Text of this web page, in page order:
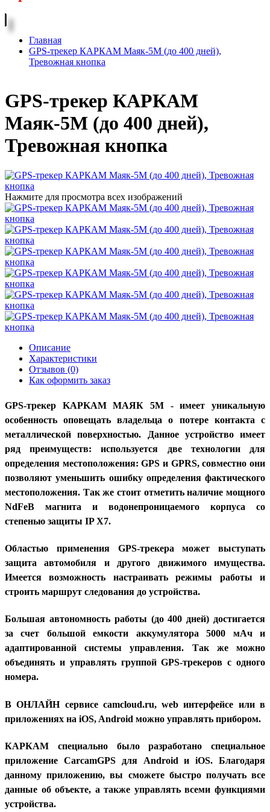
Главная
GPS-трекер КАРКАМ Маяк-5М (до 400 дней),
Тревожная кнопка
GPS-трекер КАРКАМ
Маяк-5М (до 400 дней),
Тревожная кнопка
Нажмите для просмотра всех изображений
Описание
Характеристики
Отзывов (0)
Как оформить заказ
GPS-трекер KAPKAM МАЯК 5М - имеет уникальную
особенность оповещать владельца о потере контакта с
металлической поверхностью. Данное устройство имеет
ряд преимуществ: используется две технологии для
определения местоположения: GPS и GPRS, совместно они
позволяют уменьшить ошибку определения фактического
местоположения. Так же стоит отметить наличие мощного
NdFeB магнита и водонепроницаемого корпуса со
степенью защиты IP X7.
Областью применения GPS-трекера может выступать
защита автомобиля и другого движимого имущества.
Имеется возможность настраивать режимы работы и
строить маршрут следования до устройства.
Большая автономность работы (до 400 дней) достигается
за счет большой емкости аккумулятора 5000 мАч и
адаптированной системы управления. Так же можно
объединять и управлять группой GPS-трекеров с одного
номера.
В ОНЛАЙН сервисе camcloud.ru, web интерфейсе или в
приложениях на iOS, Android можно управлять прибором.
КАРКАМ специально было разработано специальное
приложение CarcamGPS для Android и iOS. Благодаря
данному приложению, вы сможете быстро получать все
данные об объекте, а также управлять всеми функциями
устройства.